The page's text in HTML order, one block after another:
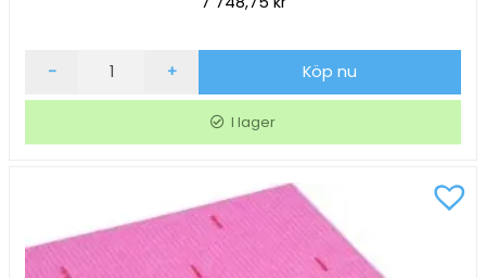
Svampduk
- + Köp nu
I lager